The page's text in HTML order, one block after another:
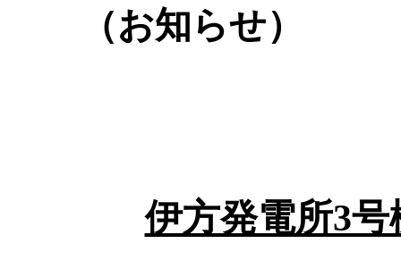
（お知らせ）
伊方発電所3